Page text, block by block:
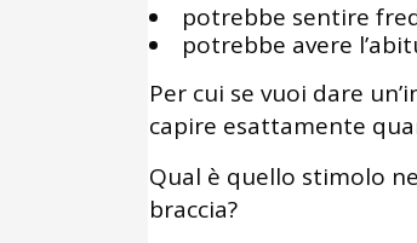
potrebbe sentire
potrebbe avere
Per cui se vuoi dare
capire esattamente
Qual è quello stimolo
braccia?